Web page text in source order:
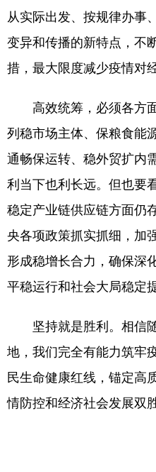
四川 贵州
陕西 甘肃
English Español
Русский язык
Deutsch Português
从实际出发、按规律办事
变异和传播的新特点，不
措，最大限度减少疫情对
高效统筹，必须各方
列稳市场主体、保粮食能
通畅保运转、稳外贸扩内
利当下也利长远。但也要
稳定产业链供应链方面仍
央各项政策抓实抓细，加
形成稳增长合力，确保深
平稳运行和社会大局稳定
坚持就是胜利。相信
地，我们完全有能力筑牢
民生命健康红线，锚定高
情防控和经济社会发展双胜